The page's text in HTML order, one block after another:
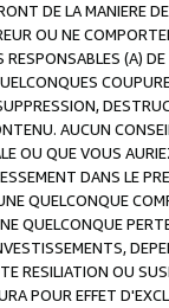
DE LA MANIERE
OU NE
(A)
AUCUN
OU QUE VOUS
DANS LE
QUELCONQUE
QUELCONQUE
RESILIATION OU
POUR EFFET